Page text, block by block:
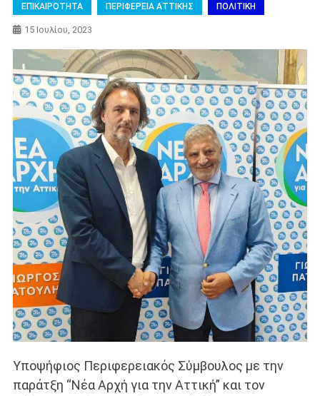
ΕΠΙΚΑΙΡΟΤΗΤΑ ΠΕΡΙΦΕΡΕΙΑ ΑΤΤΙΚΗΣ ΠΟΛΙΤΙΚΗ
15 Ιουλίου, 2023
Υποψήφιος Περιφερειακός Σύμβουλος με την
παράτξη “Νέα Αρχή για την Αττική” και τον